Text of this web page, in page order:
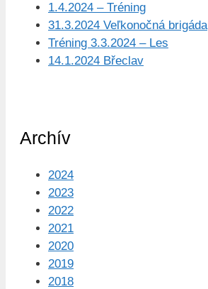
1.4.2024 – Tréning
31.3.2024 Veľkonočná brigáda
Tréning 3.3.2024 – Les
14.1.2024 Břeclav
Archív
2024
2023
2022
2021
2020
2019
2018